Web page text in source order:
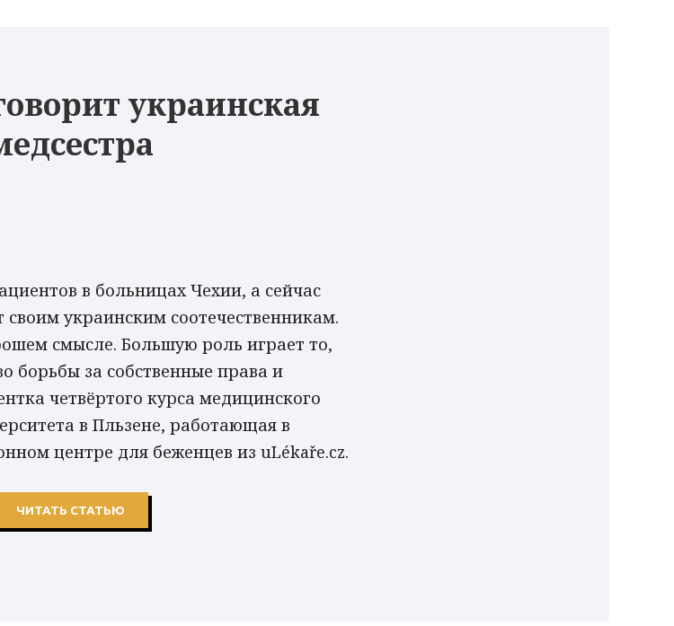
украинская
в больницах Чехии, а сейчас
украинским соотечественникам.
смысле. Большую роль играет то,
борьбы за собственные права и
четвёртого курса медицинского
в Пльзене, работающая в
центре для беженцев из uLékaře.cz.
ЧИТАТЬ СТАТЬЮ